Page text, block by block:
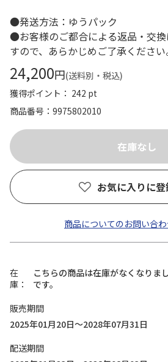
●発送方法：ゆうパック
●お客様のご都合による返品・交
すので、あらかじめご了承ください
24,200円(送料別・税込)
獲得ポイント： 242 pt
商品番号
9975802010
お気に入りに登
商品についてのお問い合
在
庫
こちらの商品は在庫がなくなりま
です。
販売期間
2025年01月20日～2028年07月31日
配送期間